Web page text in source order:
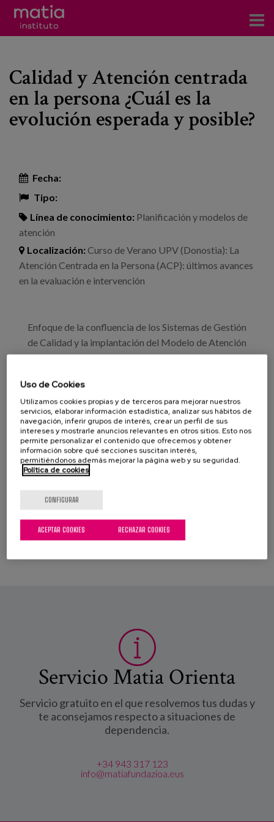
Investigación
Publicaciones
Formación
Eventos
Noticias
Trabaja con nosotros
Canal de denuncias
Calidad y Atención centrada
en la persona ¿Cuál es la
evolución esperada y posible?
Fecha:
Tipo:
Línea de conocimiento: Planificación y modelos de
atención
Localización:Curso de Verano UPV (Donostia): La
Atención Centrada en la Persona (ACP): últimos avances
en la evaluación e intervención
Enfoque de la confluencia de los Sistemas de Gestión
de Calidad y la implantación del Modelo de Atención
Centrado en la Persona.
Se explica su Evolución, qué aporta la Gestión de la
Calidad y como apoya al Modelo ACP, la experiencia
práctica en Matia Fundazioa y los retos de para los
próximos años
OTROS PROFESIONALES
A. Gutierrez
Servicio Matia Orienta
Servicio gratuito en el que resolvemos tus dudas y
te aconsejamos respecto a situaciones de
dependencia.
+34 943 317 123
info@matiafundazioa.eus
Uso de Cookies
Utilizamos cookies propias y de terceros para mejorar nuestros
servicios, elaborar información estadística, analizar sus hábitos de
navegación, inferir grupos de interés, crear un perfil de sus
intereses y mostrarle anuncios relevantes en otros sitios. Esto nos
permite personalizar el contenido que ofrecemos y obtener
información sobre qué secciones suscitan interés,
permitiéndonos además mejorar la página web y su seguridad.
Política de cookies
CONFIGURAR
RECHAZAR COOKIES
ACEPTAR COOKIES